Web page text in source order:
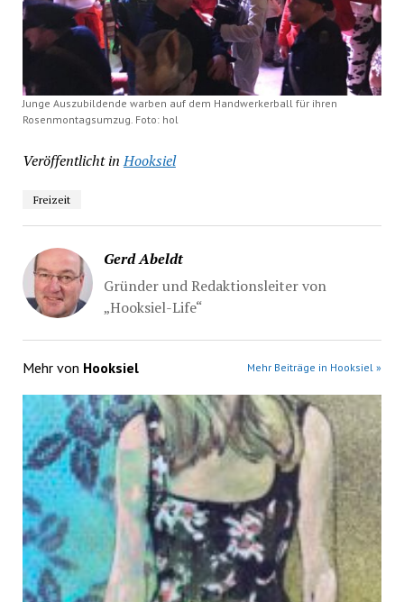
Junge Auszubildende warben auf dem Handwerkerball für ihren
Rosenmontagsumzug. Foto: hol
Veröffentlicht in Hooksiel
Freizeit
Gerd Abeldt
Gründer und Redaktionsleiter von
„Hooksiel-Life“
Mehr von Hooksiel Mehr Beiträge in Hooksiel »